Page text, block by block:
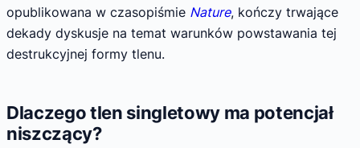
opublikowana w czasopiśmie Nature, kończy trwające
dekady dyskusje na temat warunków powstawania tej
destrukcyjnej formy tlenu.
Dlaczego tlen singletowy ma potencjał
niszczący?